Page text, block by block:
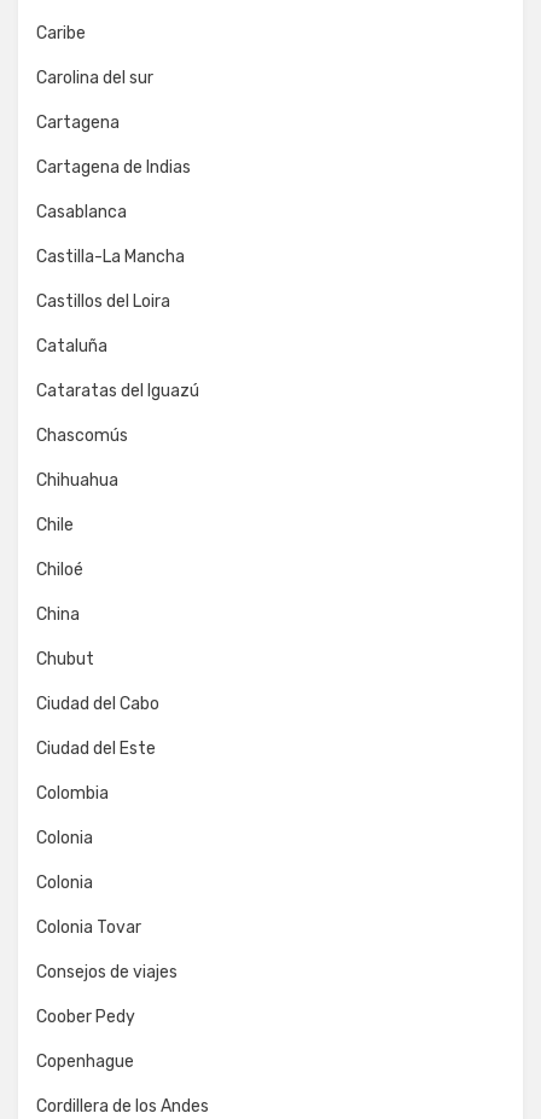
Caribe
Carolina del sur
Cartagena
Cartagena de Indias
Casablanca
Castilla-La Mancha
Castillos del Loira
Cataluña
Cataratas del Iguazú
Chascomús
Chihuahua
Chile
Chiloé
China
Chubut
Ciudad del Cabo
Ciudad del Este
Colombia
Colonia
Colonia
Colonia Tovar
Consejos de viajes
Coober Pedy
Copenhague
Cordillera de los Andes